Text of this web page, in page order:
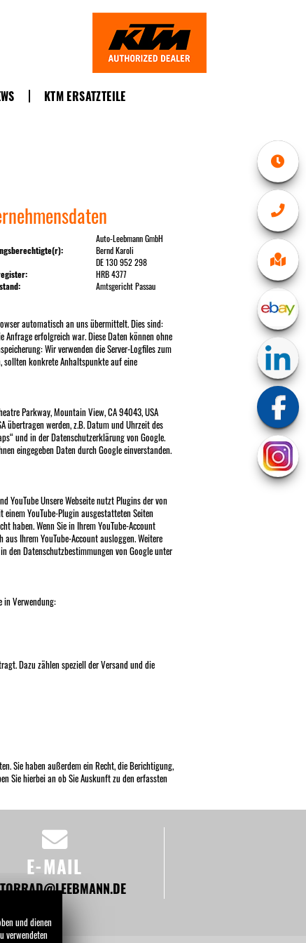
KTM ERSATZTEILE
Auto-Leebmann GmbH
Bernd Karoli
DE 130 952 298
HRB 4377
Amtsgericht Passau
automatisch an uns übermittelt. Dies sind:
Anfrage erfolgreich war. Diese Daten können ohne
Wir verwenden die Server-Logfiles zum
sollten konkrete Anhaltspunkte auf eine
Parkway, Mountain View, CA 94043, USA
übertragen werden, z.B. Datum und Uhrzeit des
und in der Datenschutzerklärung von Google.
eingegeben Daten durch Google einverstanden.
YouTube Unsere Webseite nutzt Plugins der von
einem YouTube-Plugin ausgestatteten Seiten
haben. Wenn Sie in Ihrem YouTube-Account
Ihrem YouTube-Account ausloggen. Weitere
den Datenschutzbestimmungen von Google unter
in Verwendung:
Dazu zählen speziell der Versand und die
Sie haben außerdem ein Recht, die Berichtigung,
Sie hierbei an ob Sie Auskunft zu den erfassten
E-MAIL
und dienen
verwendeten